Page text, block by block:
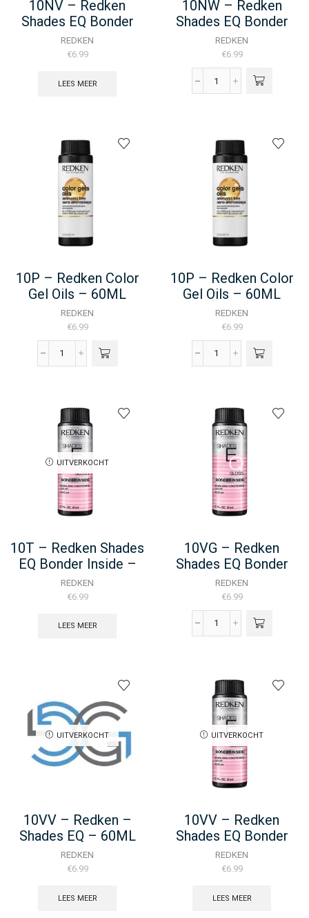
10NV – Redken
Shades EQ Bonder
Inside – 60ML
REDKEN
€6.99
LEES MEER
10NW – Redken
Shades EQ Bonder
Inside – 60ML
REDKEN
€6.99
10NW
EQ
Bonder
Inside
60ML
aantal
10P – Redken Color
Gel Oils – 60ML
REDKEN
€6.99
10P
Gel
Oils
-
60ML
aantal
10P – Redken Color
Gel Oils – 60ML
REDKEN
€6.99
10P
Gel
Oils
-
60ML
aantal
UITVERKOCHT
10T – Redken Shades
EQ Bonder Inside –
60ML
REDKEN
€6.99
LEES MEER
10VG – Redken
Shades EQ Bonder
Inside – 60ML
REDKEN
€6.99
10VG
EQ
Bonder
Inside
-
60ML
aantal
UITVERKOCHT
10VV – Redken –
Shades EQ – 60ML
REDKEN
€6.99
LEES MEER
UITVERKOCHT
10VV – Redken
Shades EQ Bonder
Inside – 60ML
REDKEN
€6.99
LEES MEER